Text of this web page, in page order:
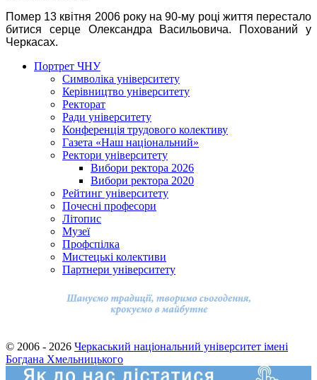
Помер 13 квітня 2006 року на 90-му році життя перестало
битися серце Олександра Васильовича. Похований у
Черкасах.
Портрет ЧНУ
Символіка університету
Керівництво університету
Ректорат
Ради університету
Конференція трудового колективу
Газета «Наш національний»
Ректори університету
Вибори ректора 2026
Вибори ректора 2020
Рейтинг університету
Почесні професори
Літопис
Музеї
Профспілка
Мистецькі колективи
Партнери університету
© 2006 - 2026 Черкаський національний університет імені
Богдана Хмельницького